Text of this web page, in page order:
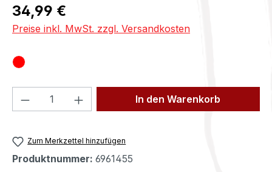
Regulärer Preis:
34,99 €
Preise inkl. MwSt. zzgl. Versandkosten
Produkt Anzahl: Gib denIn den Warenkorb
Zum Merkzettel hinzufügen
Produktnummer: 6961455